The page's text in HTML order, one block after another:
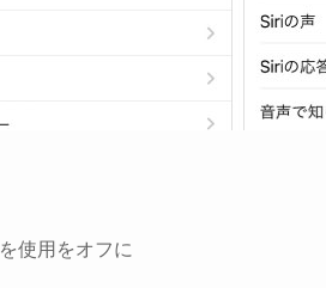
使用 をオフに